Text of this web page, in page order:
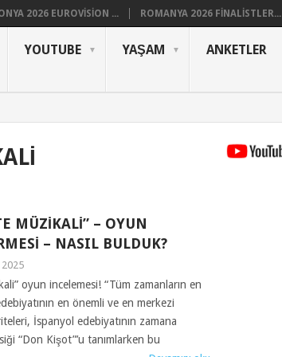
2026 EUROVISION ... ROMANYA 2026 FINALISTLER...
YOUTUBE YAŞAM ANKETLER
MÜZIKALI” – OYUN
– NASIL BULDUK?
2025
oyun incelemesi! “Tüm zamanların en
en önemli ve en merkezi
İspanyol edebiyatının zamana
“Don Kişot”’u tanımlarken bu